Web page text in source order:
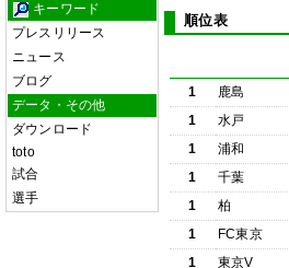
キーワード
プレスリリース
ニュース
ブログ
データ・その他
ダウンロード
toto
試合
選手
順位表
1 鹿島
1
水戸
1
浦和
1
千葉
1
柏
1
FC東京
1
東京V